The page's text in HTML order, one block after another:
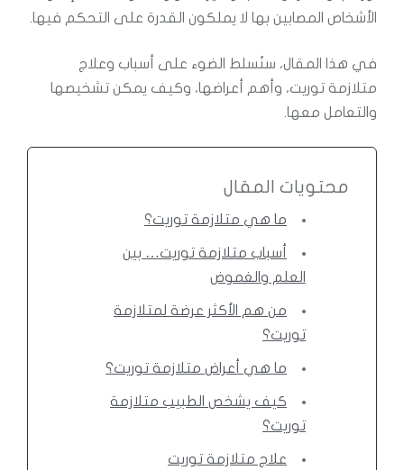
الأشخاص المصابين بها لا يملكون القدرة على التحكم فيها.
في هذا المقال، سنُسلط الضوء على أسباب وعلاج
متلازمة توريت، وأهم أعراضها، وكيف يمكن تشخيصها
والتعامل معها.
محتويات المقال
ما هي متلازمة توريت؟
أسباب متلازمة توريت… بين
العلم والغموض
من هم الأكثر عرضة لمتلازمة
توريت؟
ما هي أعراض متلازمة توريت؟
كيف يشخص الطبيب متلازمة
توريت؟
علاج متلازمة توريت